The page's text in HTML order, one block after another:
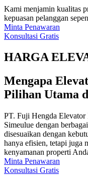
Kami menjamin kualitas
kepuasan pelanggan
Minta Penawaran
Konsultasi Gratis
HARGA
Mengapa
Pilihan Utama
PT. Fuji Hengda Elevator
Simeulue dengan
disesuaikan dengan
hanya efisien, tetapi juga
kenyamanan properti
Minta Penawaran
Konsultasi Gratis